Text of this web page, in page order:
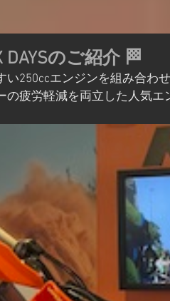
DAYSのご紹介 🏁
い250ccエンジンを組み合わ
の疲労軽減を両立した人気